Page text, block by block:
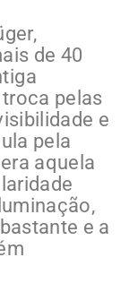
de 40
pelas
e
pela
aquela
e a